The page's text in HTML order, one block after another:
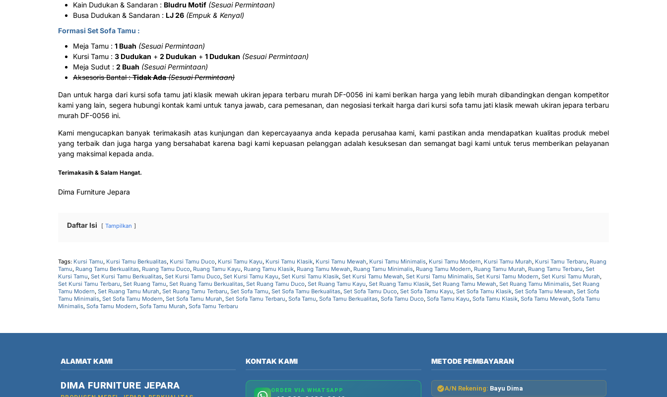
Kain Dudukan & Sandaran : Bludru Motif (Sesuai Permintaan)
Busa Dudukan & Sandaran : LJ 26 (Empuk & Kenyal)
Formasi Set Sofa Tamu :
Meja Tamu : 1 Buah (Sesuai Permintaan)
Kursi Tamu : 3 Dudukan + 2 Dudukan + 1 Dudukan (Sesuai Permintaan)
Meja Sudut : 2 Buah (Sesuai Permintaan)
Aksesoris Bantal :Tidak Ada (Sesuai Permintaan)
Dan untuk harga dari kursi sofa tamu jati klasik mewah ukiran jepara terbaru murah DF-0056 ini kami berikan harga yang lebih murah dibandingkan dengan kompetitor
kami yang lain, segera hubungi kontak kami untuk tanya jawab, cara pemesanan, dan negosiasi terkait harga dari kursi sofa tamu jati klasik mewah ukiran jepara terbaru
murah DF-0056 ini.
Kami mengucapkan banyak terimakasih atas kunjungan dan kepercayaanya anda kepada perusahaa kami, kami pastikan anda mendapatkan kualitas produk mebel
yang terbaik dan juga harga yang bersahabat karena bagi kami kepuasan pelanggan adalah kesuksesan dan semangat bagi kami untuk terus memberikan pelayanan
yang maksimal kepada anda.
Terimakasih & Salam Hangat.
Dima Furniture Jepara
Daftar Isi Tampilkan
Tags: Kursi Tamu, Kursi Tamu Berkualitas, Kursi Tamu Duco, Kursi Tamu Kayu, Kursi Tamu Klasik, Kursi Tamu Mewah, Kursi Tamu Minimalis, Kursi Tamu Modern, Kursi Tamu Murah, Kursi Tamu Terbaru, Ruang
Tamu, Ruang Tamu Berkualitas, Ruang Tamu Duco, Ruang Tamu Kayu, Ruang Tamu Klasik, Ruang Tamu Mewah, Ruang Tamu Minimalis, Ruang Tamu Modern, Ruang Tamu Murah, Ruang Tamu Terbaru, Set
Kursi Tamu, Set Kursi Tamu Berkualitas, Set Kursi Tamu Duco, Set Kursi Tamu Kayu, Set Kursi Tamu Klasik, Set Kursi Tamu Mewah, Set Kursi Tamu Minimalis, Set Kursi Tamu Modern, Set Kursi Tamu Murah,
Set Kursi Tamu Terbaru, Set Ruang Tamu, Set Ruang Tamu Berkualitas, Set Ruang Tamu Duco, Set Ruang Tamu Kayu, Set Ruang Tamu Klasik, Set Ruang Tamu Mewah, Set Ruang Tamu Minimalis, Set Ruang
Tamu Modern, Set Ruang Tamu Murah, Set Ruang Tamu Terbaru, Set Sofa Tamu, Set Sofa Tamu Berkualitas, Set Sofa Tamu Duco, Set Sofa Tamu Kayu, Set Sofa Tamu Klasik, Set Sofa Tamu Mewah, Set Sofa
Tamu Minimalis, Set Sofa Tamu Modern, Set Sofa Tamu Murah, Set Sofa Tamu Terbaru, Sofa Tamu, Sofa Tamu Berkualitas, Sofa Tamu Duco, Sofa Tamu Kayu, Sofa Tamu Klasik, Sofa Tamu Mewah, Sofa Tamu
Minimalis, Sofa Tamu Modern, Sofa Tamu Murah, Sofa Tamu Terbaru
ALAMAT KAMI
DIMA FURNITURE JEPARA
KONTAK KAMI
ORDER VIA WHATSAPP
METODE PEMBAYARAN
A/N Rekening: Bayu Dima